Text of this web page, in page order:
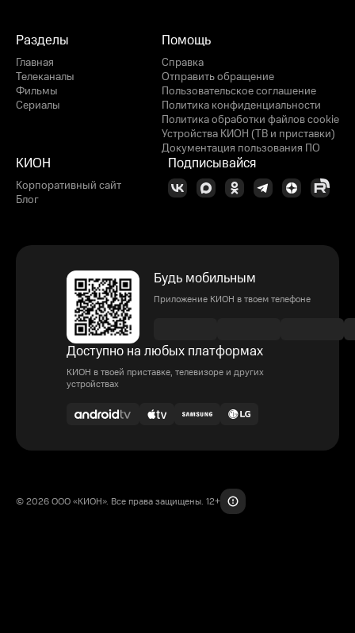
Разделы
Главная
Телеканалы
Фильмы
Сериалы
Помощь
Справка
Отправить обращение
Пользовательское соглашение
Политика конфиденциальности
Политика обработки файлов cookie
Устройства КИОН (ТВ и приставки)
Документация пользования ПО
КИОН
Корпоративный сайт
Блог
Подписывайся
Будь мобильным
Приложение КИОН в твоем телефоне
Доступно на любых платформах
КИОН в твоей приставке, телевизоре и других
устройствах
© 2026 ООО «КИОН». Все права защищены. 12+